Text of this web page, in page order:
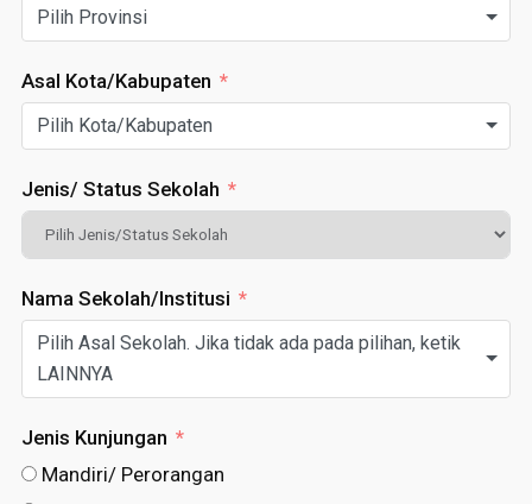
Pilih Provinsi
Asal Kota/Kabupaten
Pilih Kota/Kabupaten
Jenis/ Status Sekolah
Nama Sekolah/Institusi
Pilih Asal Sekolah. Jika tidak ada pada pilihan, ketik
LAINNYA
Jenis Kunjungan
Mandiri/ Perorangan